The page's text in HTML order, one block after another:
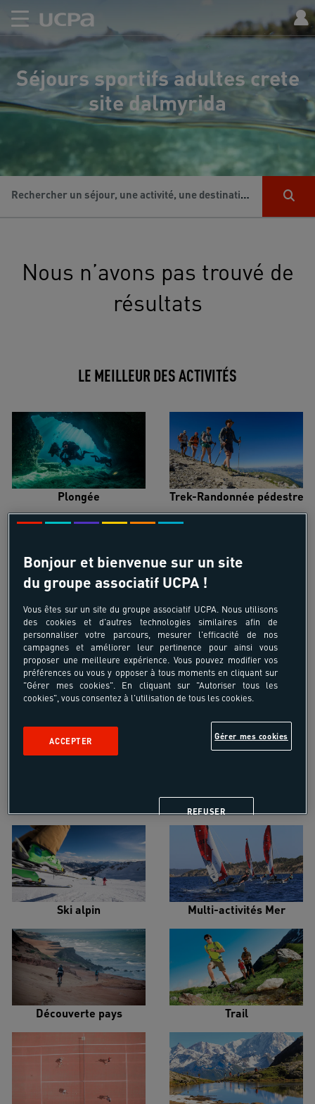
Séjours sportifs adultes crete
site dalmyrida
Rechercher un séjour, une activité, une destination...
Nous n’avons pas trouvé de
résultats
LE MEILLEUR DES ACTIVITÉS
Plongée Trek-Randonnée pédestre
Croisière voilier Alpinisme
Snowboard
Ski alpin Multi-activités Mer
Découverte pays Trail
Bonjour et bienvenue sur un site
du groupe associatif UCPA !
Vous êtes sur un site du groupe associatif UCPA. Nous utilisons
des cookies et d'autres technologies similaires afin de
personnaliser votre parcours, mesurer l'efficacité de nos
campagnes et améliorer leur pertinence pour ainsi vous
proposer une meilleure expérience. Vous pouvez modifier vos
préférences ou vous y opposer à tous moments en cliquant sur
"Gérer mes cookies". En cliquant sur "Autoriser tous les
cookies", vous consentez à l'utilisation de tous les cookies.
Gérer mes cookies
REFUSER
ACCEPTER